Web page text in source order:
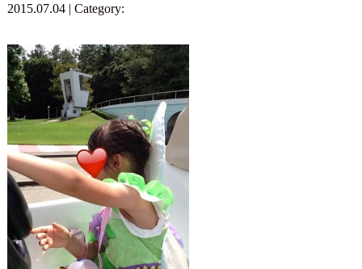
2015.07.04 | Category: